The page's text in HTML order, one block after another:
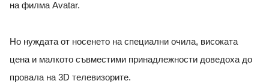
на филма Avatar.
Но нуждата от носенето на специални очила, високата
цена и малкото съвместими принадлежности доведоха до
провала на 3D телевизорите.